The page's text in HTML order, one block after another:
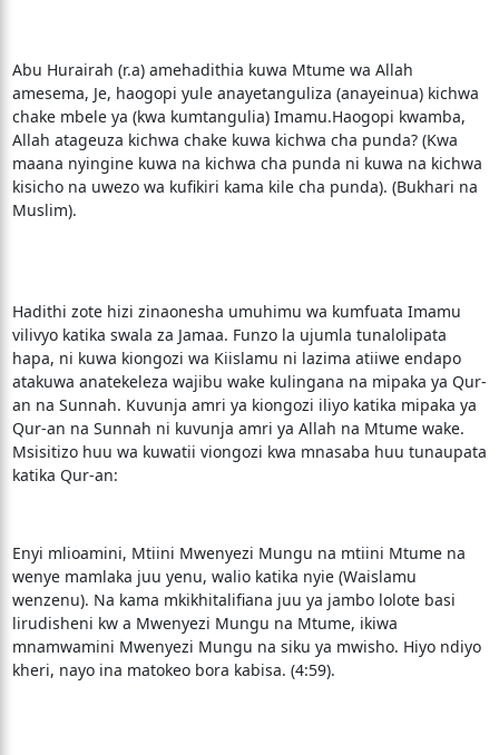
Abu Hurairah (r.a) amehadithia kuwa Mtume wa Allah
amesema, Je, haogopi yule anayetanguliza (anayeinua) kichwa
chake mbele ya (kwa kumtangulia) Imamu.Haogopi kwamba,
Allah atageuza kichwa chake kuwa kichwa cha punda? (Kwa
maana nyingine kuwa na kichwa cha punda ni kuwa na kichwa
kisicho na uwezo wa kufikiri kama kile cha punda). (Bukhari na
Muslim).
Hadithi zote hizi zinaonesha umuhimu wa kumfuata Imamu
vilivyo katika swala za Jamaa. Funzo la ujumla tunalolipata
hapa, ni kuwa kiongozi wa Kiislamu ni lazima atiiwe endapo
atakuwa anatekeleza wajibu wake kulingana na mipaka ya Qur-
an na Sunnah. Kuvunja amri ya kiongozi iliyo katika mipaka ya
Qur-an na Sunnah ni kuvunja amri ya Allah na Mtume wake.
Msisitizo huu wa kuwatii viongozi kwa mnasaba huu tunaupata
katika Qur-an:
Enyi mlioamini, Mtiini Mwenyezi Mungu na mtiini Mtume na
wenye mamlaka juu yenu, walio katika nyie (Waislamu
wenzenu). Na kama mkikhitalifiana juu ya jambo lolote basi
lirudisheni kw a Mwenyezi Mungu na Mtume, ikiwa
mnamwamini Mwenyezi Mungu na siku ya mwisho. Hiyo ndiyo
kheri, nayo ina matokeo bora kabisa. (4:59).